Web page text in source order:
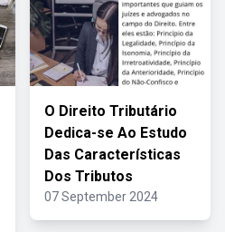
O Direito Tributário
Dedica-se Ao Estudo
Das Características
Dos Tributos
07 September 2024